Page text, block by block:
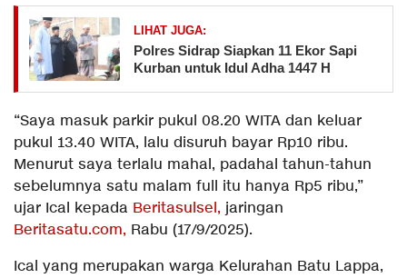
LIHAT JUGA:
Polres Sidrap Siapkan 11 Ekor Sapi
Kurban untuk Idul Adha 1447 H
“Saya masuk parkir pukul 08.20 WITA dan keluar
pukul 13.40 WITA, lalu disuruh bayar Rp10 ribu.
Menurut saya terlalu mahal, padahal tahun-tahun
sebelumnya satu malam full itu hanya Rp5 ribu,”
ujar Ical kepada Beritasulsel, jaringan
Beritasatu.com, Rabu (17/9/2025).
Ical yang merupakan warga Kelurahan Batu Lappa,